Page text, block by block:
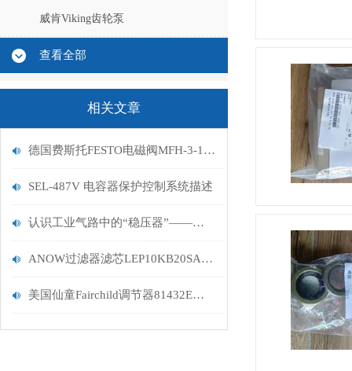
威肯Viking齿轮泵
查看全部
相关文章
德国费斯托FESTO电磁阀MFH-3-1/4描述
SEL-487V 电容器保护控制系统描述
认识工业气路中的“稳压器”——美国威尔克森WILKERSON调压阀
ANOW过滤器滤芯LEP10KB20SA-A1原厂供应经销
美国仙童Fairchild调节器81432E公司到货发货